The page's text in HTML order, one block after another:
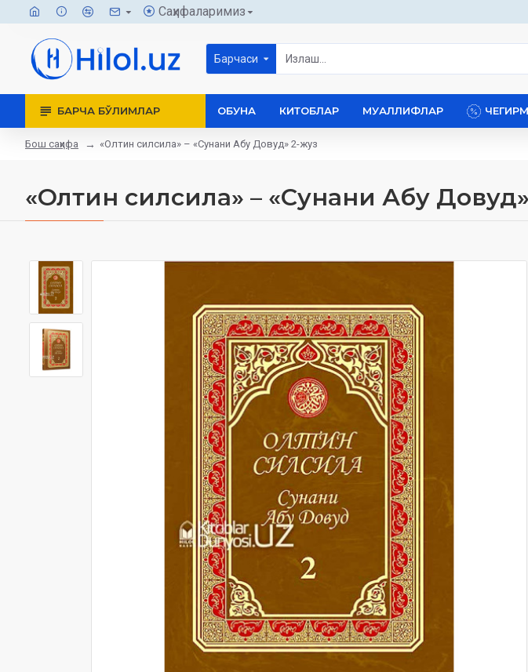
Саҳифаларимиз
Барчаси
БАРЧА БЎЛИМЛАР ОБУНА КИТОБЛАР МУАЛЛИФЛАР
Бош саҳифа «Олтин силсила» – «Сунани Абу Довуд» 2-жуз
«Олтин силсила» – «Сунани Абу